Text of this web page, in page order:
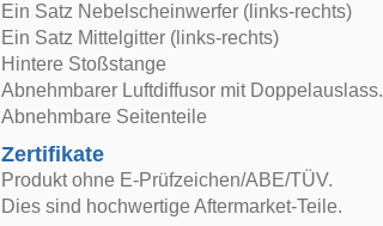
Ein Satz Nebelscheinwerfer (links-rechts)
Ein Satz Mittelgitter (links-rechts)
Hintere Stoßstange
Abnehmbarer Luftdiffusor mit Doppelauslass.
Abnehmbare Seitenteile
Zertifikate
Produkt ohne E-Prüfzeichen/ABE/TÜV.
Dies sind hochwertige Aftermarket-Teile.